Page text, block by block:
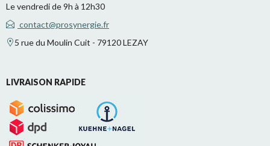
Le vendredi de 9h à 12h30
contact@prosynergie.fr
5 rue du Moulin Cuit - 79120 LEZAY
LIVRAISON RAPIDE